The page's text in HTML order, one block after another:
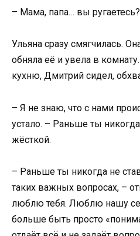
– Мама, папа… вы ругаетесь?
Ульяна сразу смягчилась.
обняла её и увела в
кухню, Дмитрий сидел,
– Я не знаю, что с нами
устало. – Раньше ты
жёсткой.
– Раньше ты никогда не
таких важных вопросах, –
люблю тебя. Люблю нашу
больше быть просто